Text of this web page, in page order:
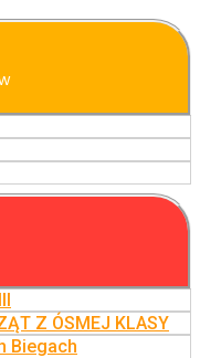
Z ÓSMEJ KLASY
Biegach